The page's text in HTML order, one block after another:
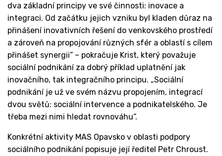
dva základní principy ve své činnosti: inovace a
integraci. Od začátku jejich vzniku byl kladen důraz na
přinášení inovativních řešení do venkovského prostředí
a zároveň na propojování různých sfér a oblastí s cílem
přinášet synergii“ – pokračuje Krist, který považuje
sociální podnikání za dobrý příklad uplatnění jak
inovačního, tak integračního principu. „Sociální
podnikání je už ve svém názvu propojením, integrací
dvou světů: sociální intervence a podnikatelského. Je
třeba mezi nimi hledat rovnováhu“.
Konkrétní aktivity MAS Opavsko v oblasti podpory
sociálního podnikání popisuje její ředitel Petr Chroust.